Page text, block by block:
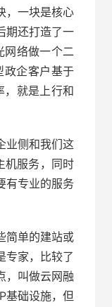
，一块是核心
期还打造了一
网络做一个二
政企客户基于
，就是上行和
业侧和我们这
机服务，同时
有专业的服务
简单的建站或
专家，比较了
，叫做云网融
基础设施，但